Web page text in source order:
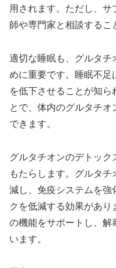
用されます。ただし、
師や専門家と相談するこ
適切な睡眠も、グルタチ
めに重要です。睡眠不足
を低下させることが知ら
とで、体内のグルタチ
できます。
グルタチオンのデトック
もたらします。グルタ
減し、免疫システムを強
クを低減する効果があ
の機能をサポートし、解
います。